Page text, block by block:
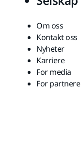
Om oss
Kontakt oss
Nyheter
Karriere
For media
For partnere